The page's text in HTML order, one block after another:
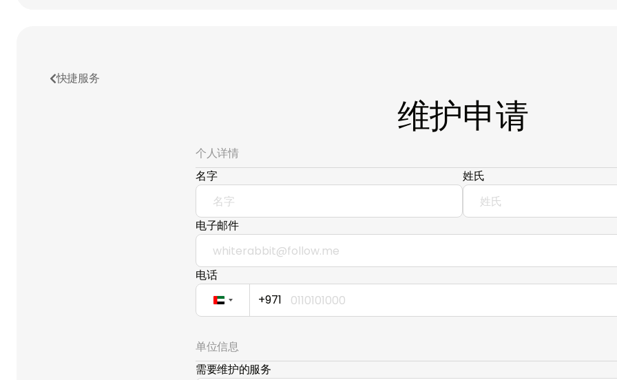
快捷服务
维护申请
个人详情
名字
姓氏
电子邮件
电话
United
Arab
+971
+971
单位信息
需要维护的服务